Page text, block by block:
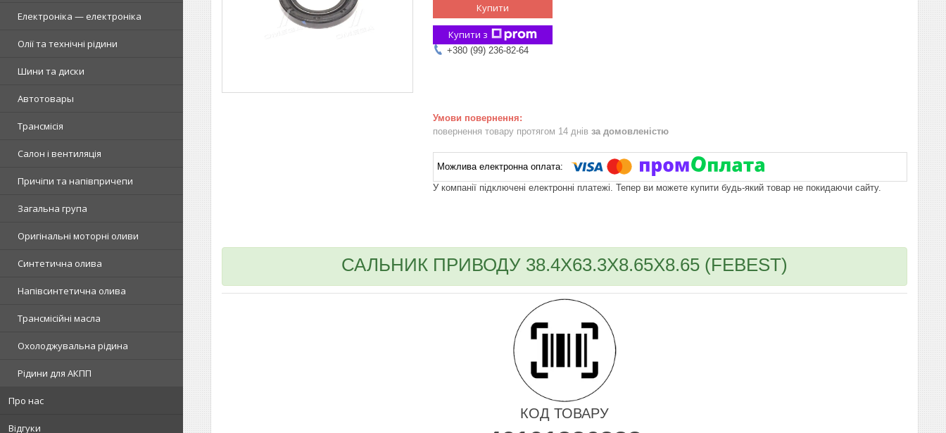
Електроніка — електроніка
Олії та технічні рідини
Шини та диски
Автотовары
Трансмісія
Салон і вентиляція
Причіпи та напівпричепи
Загальна група
Оригінальні моторні оливи
Синтетична олива
Напівсинтетична олива
Трансмісійні масла
Охолоджувальна рідина
Рідини для АКПП
Про нас
Відгуки
Купити
Купити з
+380 (99) 236-82-64
повернення товару протягом 14 днів за домовленістю
У компанії підключені електронні платежі. Тепер ви можете купити будь-який товар не покидаючи сайту.
САЛЬНИК ПРИВОДУ 38.4X63.3X8.65X8.65 (FEBEST)
КОД ТОВАРУ